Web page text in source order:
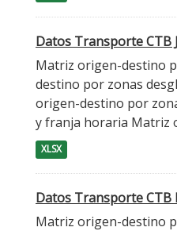
Datos Transporte CTB
Matriz origen-destino
destino por zonas
origen-destino por
y franja horaria Matriz
XLSX
Datos Transporte CTB
Matriz origen-destino